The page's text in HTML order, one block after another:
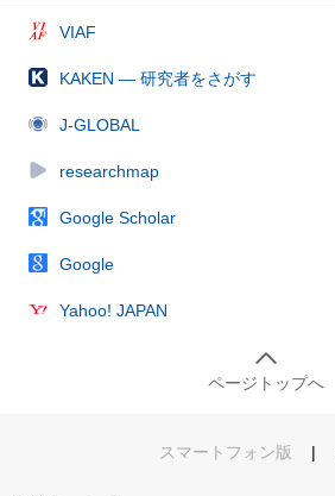
VIAF
KAKEN — 研究者をさがす
J-GLOBAL
researchmap
Google Scholar
Google
Yahoo! JAPAN
ページトップへ
スマートフォン版 |